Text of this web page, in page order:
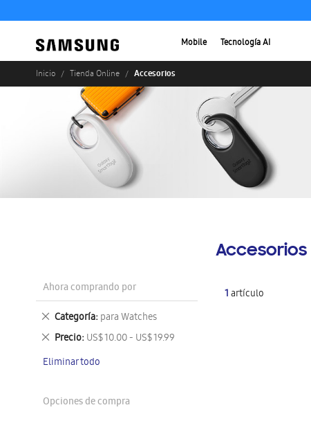
Mobile Tecnología AI
Inicio Tienda Online Accesorios
Accesorios
1artículo
Ahora comprando por
Categoría para Watches
Eliminar
este
artículo
Precio US$ 10.00 - US$ 19.99
Eliminar
artículo
Eliminar todo
Opciones de compra